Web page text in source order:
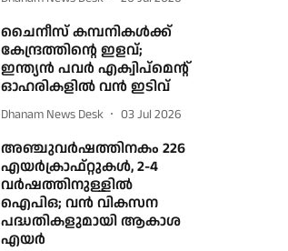
ചൈനീസ് കമ്പനികൾക്ക്
കേന്ദ്രത്തിന്റെ ഇളവ്;
ഇന്ത്യൻ പവർ എക്വിപ്‌മെന്റ്
ഓഹരികളിൽ വൻ ഇടിവ്
Dhanam News Desk 03 Jul 2026
അഞ്ചുവര്‍ഷത്തിനകം 226
എയര്‍ക്രാഫ്റ്റുകള്‍, 2-4
വര്‍ഷത്തിനുള്ളില്‍
ഐപിഒ; വന്‍ വികസന
പദ്ധതികളുമായി ആകാശ
എയര്‍